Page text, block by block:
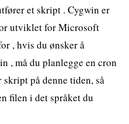
et skript . Cygwin er
utviklet for Microsoft
, hvis du ønsker å
, må du planlegge en cron
på denne tiden, så
filen i det språket du